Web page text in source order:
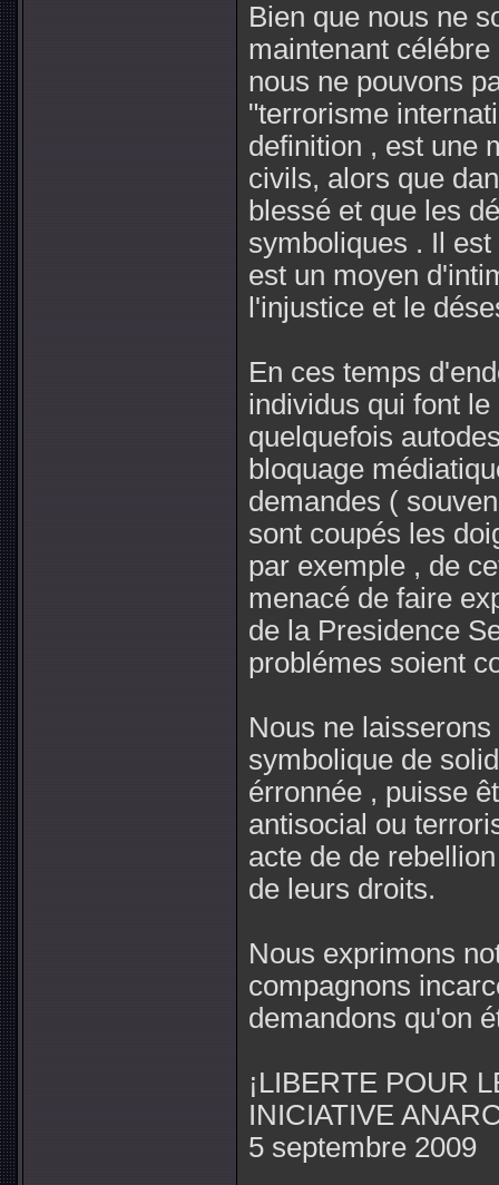
Bien que nous ne
maintenant célébre
nous ne pouvons
"terrorisme
definition , est une
civils, alors que
blessé et que les
symboliques . Il
est un moyen
l'injustice et le
En ces temps
individus qui font
quelquefois
bloquage
demandes (
sont coupés les
par exemple , de
menacé de faire
de la Presidence
problémes soient
Nous ne
symbolique de
érronnée , puisse
antisocial ou
acte de de
de leurs droits.
Nous exprimons
compagnons
demandons qu'on
¡LIBERTE POUR
INICIATIVE
5 septembre 2009